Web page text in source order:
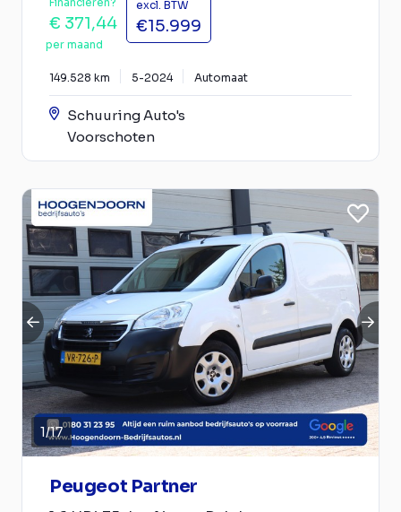
€ 371,44
per maand
excl. BTW
€15.999
149.528 km 5-2024 Automaat
Schuuring Auto's
Voorschoten
1/17
Peugeot Partner